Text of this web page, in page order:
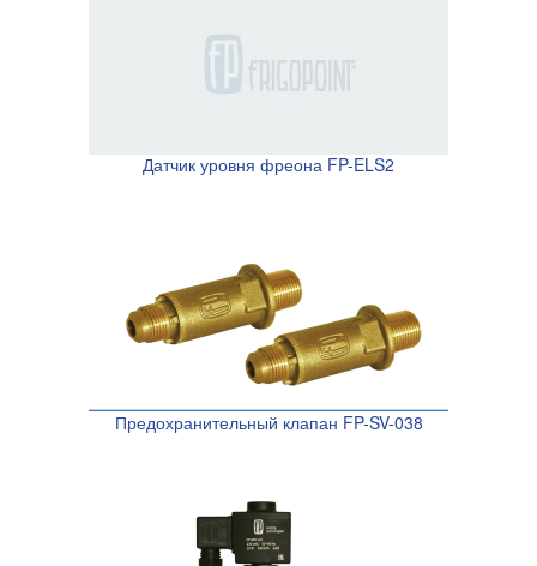
Датчик уровня фреона FP-ELS2
Предохранительный клапан FP-SV-038